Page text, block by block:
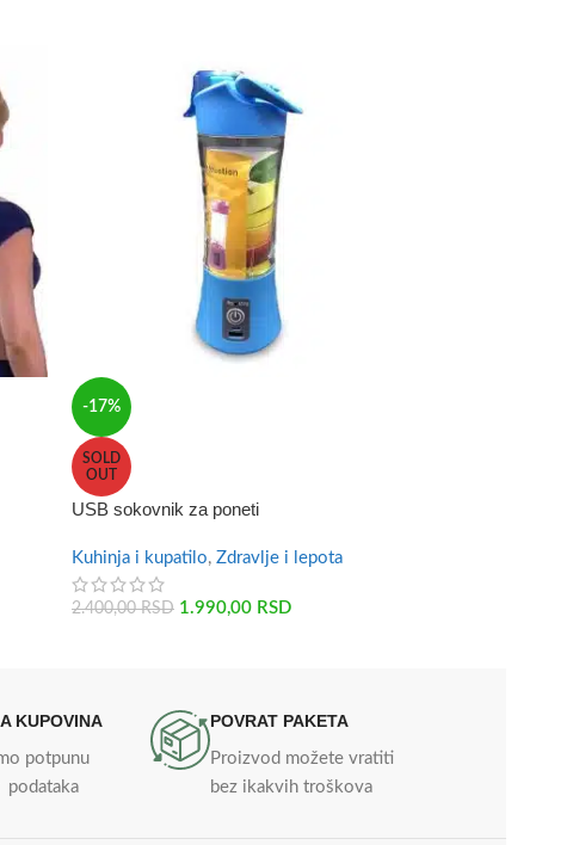
-17%
SOLD
OUT
USB sokovnik za poneti
Kuhinja i kupatilo, Zdravlje i lepota
2.400,00RSD 1.990,00 RSD
KUPOVINA
potpunu
podataka
POVRAT PAKETA
Proizvod možete vratiti
bez ikakvih troškova